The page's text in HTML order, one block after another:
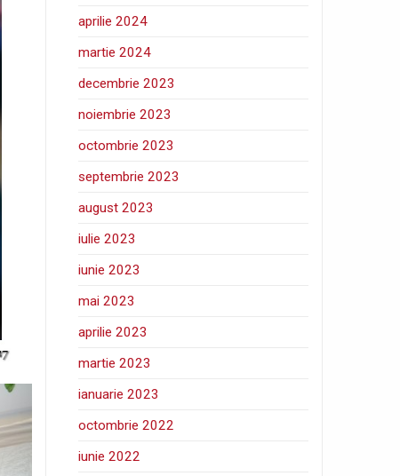
aprilie 2024
martie 2024
decembrie 2023
noiembrie 2023
octombrie 2023
septembrie 2023
august 2023
iulie 2023
iunie 2023
mai 2023
aprilie 2023
martie 2023
ianuarie 2023
octombrie 2022
iunie 2022